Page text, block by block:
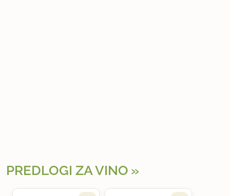
PREDLOGI ZA VINO